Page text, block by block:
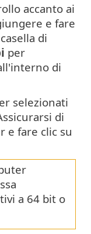
accanto ai
e fare
di
per
di
selezionati
di
e fare clic su
a 64 bit o